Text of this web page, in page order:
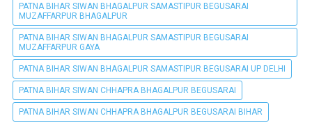
PATNA BIHAR SIWAN BHAGALPUR SAMASTIPUR BEGUSARAI
MUZAFFARPUR BHAGALPUR
PATNA BIHAR SIWAN BHAGALPUR SAMASTIPUR BEGUSARAI
MUZAFFARPUR GAYA
PATNA BIHAR SIWAN BHAGALPUR SAMASTIPUR BEGUSARAI UP DELHI
PATNA BIHAR SIWAN CHHAPRA BHAGALPUR BEGUSARAI
PATNA BIHAR SIWAN CHHAPRA BHAGALPUR BEGUSARAI BIHAR